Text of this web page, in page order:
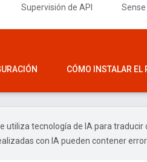
Supervisión de API Sense
CÓMO INSTALAR EL
utiliza tecnología de IA para traducir
con IA pueden contener